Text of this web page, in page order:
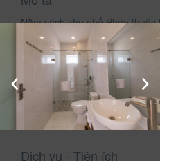
Nằm cách khu phố Pháp thuộc
10 phút lái xe, Antonico Villa
và chỗ đỗ xe riêng.
Quý khách có thể dùng bữa tại
Tại đây có chỗ để hành lý.
Sân bay Liên Khương cách đó 23
Dịch vụ - Tiện ích